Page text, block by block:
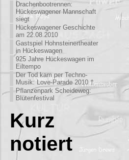
Drachenbootrennen:
Hückeswagener Mannschaft
siegt
Hückeswagener Geschichte
am 22.08.2010
Gastspiel Hohnsteinertheater
in Hückeswagen
925 Jahre Hückeswagen im
Eiltempo
Der Tod kam per Techno-
Musik: Love-Parade 2010 †
Pflanzenpark Scheideweg:
Blütenfestival
Kurz
notiert